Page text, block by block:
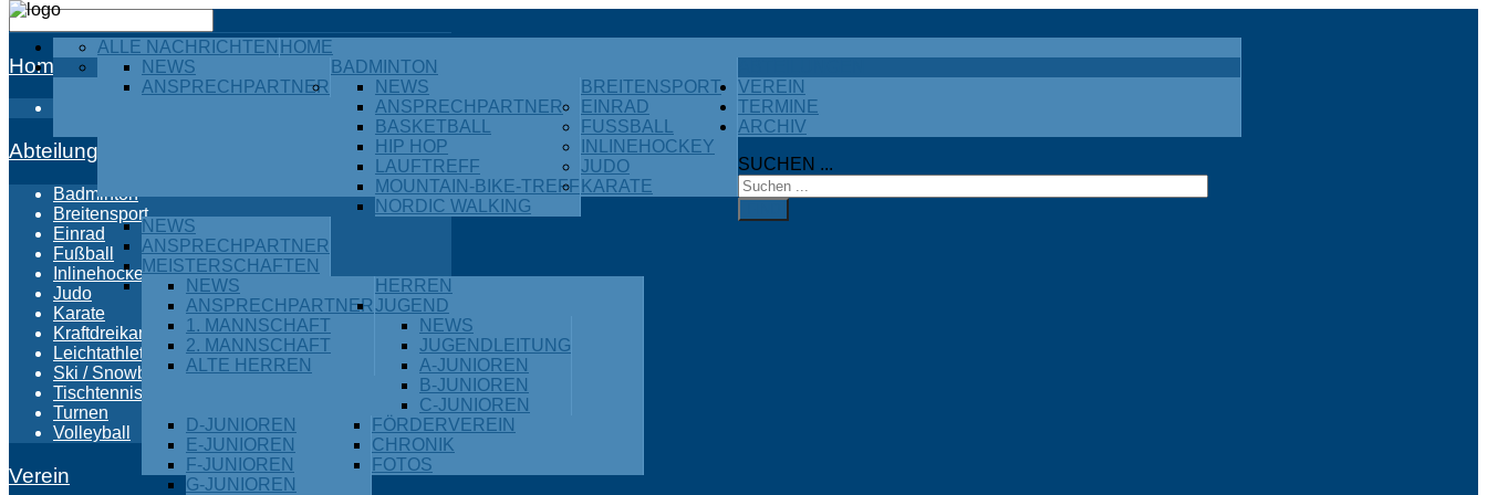
Home
Abteilungen
Badminton
Breitensport
Einrad
Fußball
Inlinehockey
Judo
Karate
Kraftdreikampf
Leichtathletik
Ski / Snowboard
Tischtennis
Turnen
Volleyball
Verein
HOME
ALLE NACHRICHTEN
BADMINTON
NEWS
ANSPRECHPARTNER
BREITENSPORT
NEWS
ANSPRECHPARTNER
BASKETBALL
HIP HOP
LAUFTREFF
MOUNTAIN-BIKE-TREFF
NORDIC WALKING
EINRAD
NEWS
ANSPRECHPARTNER
MEISTERSCHAFTEN
FUSSBALL
HERREN
NEWS
ANSPRECHPARTNER
1. MANNSCHAFT
2. MANNSCHAFT
ALTE HERREN
JUGEND
NEWS
JUGENDLEITUNG
A-JUNIOREN
B-JUNIOREN
C-JUNIOREN
D-JUNIOREN
E-JUNIOREN
F-JUNIOREN
G-JUNIOREN
FÖRDERVEREIN
CHRONIK
FOTOS
INLINEHOCKEY
JUDO
KARATE
VEREIN
TERMINE
ARCHIV
SUCHEN ...